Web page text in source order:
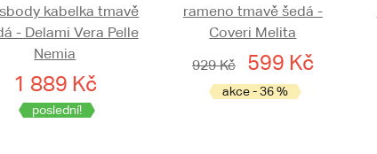
kabelka tmavě
- Delami Vera Pelle
Nemia
1 889 Kč
poslední!
rameno tmavě šedá -
Coveri Melita
929 Kč
599 Kč
akce - 36 %